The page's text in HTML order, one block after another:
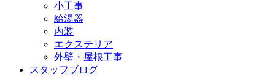
小工事
給湯器
内装
エクステリア
外壁・屋根工事
スタッフブログ